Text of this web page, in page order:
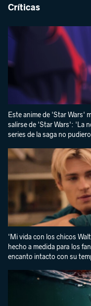
Críticas
Este anime de 'Star Wars'
salirse de 'Star Wars': 'La
series de la saga no
'Mi vida con los chicos
hecho a medida para los
encanto intacto con su